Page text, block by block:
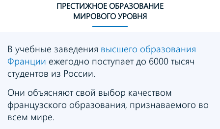
ПРЕСТИЖНОЕ ОБРАЗОВАНИЕ
МИРОВОГО УРОВНЯ
В учебные заведения высшего образования
Франции ежегодно поступает до 6000 тысяч
студентов из России.
Они объясняют свой выбор качеством
французского образования, признаваемого во
всем мире.